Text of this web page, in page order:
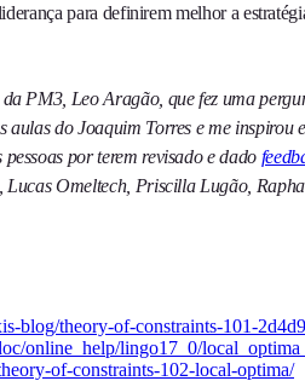
para definirem melhor a
PM3, Leo Aragão, que fez uma
aulas do Joaquim Torres e me inspirou
por terem revisado e dado
Omeltech, Priscilla Lugão,
blog/theory-of-constraints-101-
online_help/lingo17_0/
of-constraints-102-local-optima/